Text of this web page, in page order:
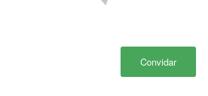
Convidar